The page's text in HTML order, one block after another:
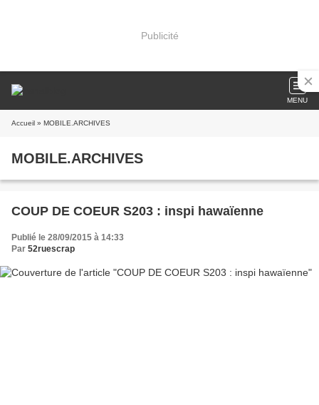
Publicité
MENU
Accueil » MOBILE.ARCHIVES
MOBILE.ARCHIVES
COUP DE COEUR S203 : inspi hawaïenne
Publié le 28/09/2015 à 14:33
Par 52ruescrap